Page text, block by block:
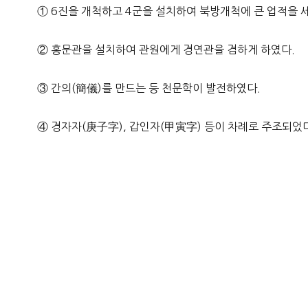
① 6진을 개척하고 4군을 설치하여 북방개척에 큰 업적을
② 홍문관을 설치하여 관원에게 경연관을 겸하게 하였다.
③ 간의(簡儀)를 만드는 등 천문학이 발전하였다.
④ 경자자(庚子字), 갑인자(甲寅字) 등이 차례로 주조되었